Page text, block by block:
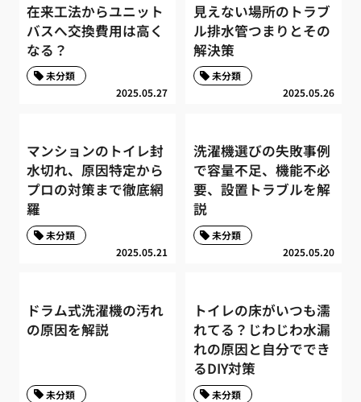
在来工法からユニット
バスへ交換費用は高く
なる？
2025.05.27
未分類
見えない場所のトラブ
ル排水管つまりとその
解決策
2025.05.26
未分類
マンションのトイレ封
水切れ、原因特定から
プロの対策まで徹底網
羅
2025.05.21
未分類
洗濯機選びの失敗事例
で容量不足、機能不必
要、設置トラブルを解
説
2025.05.20
未分類
ドラム式洗濯機の汚れ
の原因を解説
未分類
トイレの床がいつも濡
れてる？じわじわ水漏
れの原因と自分ででき
るDIY対策
未分類